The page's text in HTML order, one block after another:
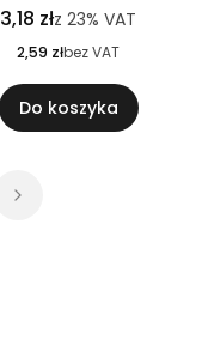
3,18 złz 23% VAT
2,59 złbez VAT
Do koszyka